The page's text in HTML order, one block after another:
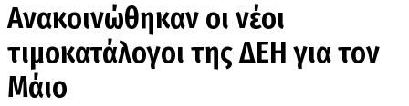
Ανακοινώθηκαν οι νέοι
τιμοκατάλογοι της ΔΕΗ για τον
Μάιο